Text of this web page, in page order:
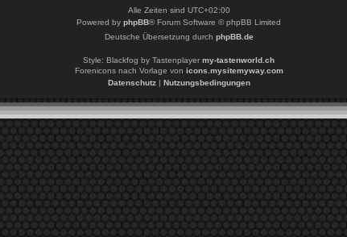
Alle Zeiten sind UTC+02:00
Powered by phpBB® Forum Software © phpBB Limited
Deutsche Übersetzung durch phpBB.de
Style: Blackfog by Tastenplayer my-tastenworld.ch
Forenicons nach Vorlage von icons.mysitemyway.com
Datenschutz| Nutzungsbedingungen